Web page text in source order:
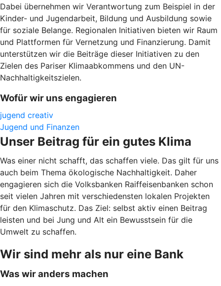
Dabei übernehmen wir Verantwortung zum Beispiel in der
Kinder- und Jugendarbeit, Bildung und Ausbildung sowie
für soziale Belange. Regionalen Initiativen bieten wir Raum
und Plattformen für Vernetzung und Finanzierung. Damit
unterstützen wir die Beiträge dieser Initiativen zu den
Zielen des Pariser Klimaabkommens und den UN-
Nachhaltigkeitszielen.
Wofür wir uns engagieren
jugend creativ
Jugend und Finanzen
Unser Beitrag für ein gutes Klima
Was einer nicht schafft, das schaffen viele. Das gilt für uns
auch beim Thema ökologische Nachhaltigkeit. Daher
engagieren sich die Volksbanken Raiffeisenbanken schon
seit vielen Jahren mit verschiedensten lokalen Projekten
für den Klimaschutz. Das Ziel: selbst aktiv einen Beitrag
leisten und bei Jung und Alt ein Bewusstsein für die
Umwelt zu schaffen.
Wir sind mehr als nur eine Bank
Was wir anders machen